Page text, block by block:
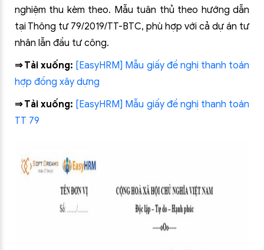
nghiệm thu kèm theo. Mẫu tuân thủ theo hướng dẫn
tại Thông tư 79/2019/TT-BTC, phù hợp với cả dự án tư
nhân lẫn đầu tư công.
⇒ Tải xuống: [EasyHRM] Mẫu giấy đề nghị thanh toán
hợp đồng xây dựng
⇒ Tải xuống: [EasyHRM] Mẫu giấy đề nghị thanh toán
TT 79